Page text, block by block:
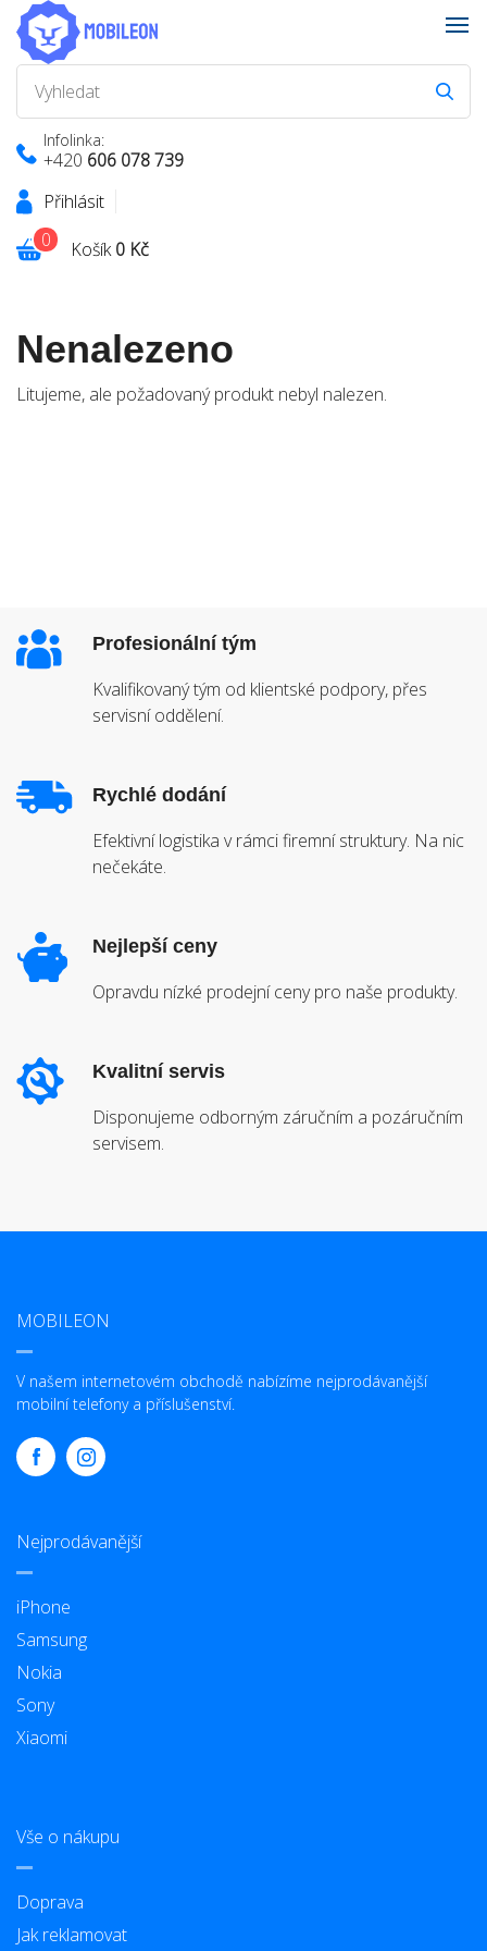
Infolinka:
+420 606 078 739
Přihlásit
Košík0 Kč
0
Nenalezeno
Litujeme, ale požadovaný produkt nebyl nalezen.
Profesionální tým
Kvalifikovaný tým od klientské podpory, přes
servisní oddělení.
Rychlé dodání
Efektivní logistika v rámci firemní struktury. Na nic
nečekáte.
Nejlepší ceny
Opravdu nízké prodejní ceny pro naše produkty.
Kvalitní servis
Disponujeme odborným záručním a pozáručním
servisem.
MOBILEON
V našem internetovém obchodě nabízíme nejprodávanější
mobilní telefony a příslušenství.
Nejprodávanější
iPhone
Samsung
Nokia
Sony
Xiaomi
Vše o nákupu
Doprava
Jak reklamovat